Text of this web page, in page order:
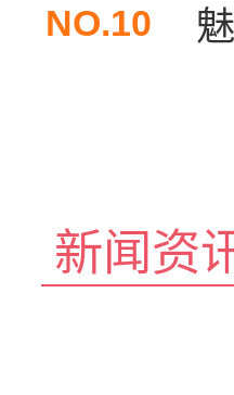
NO.10
新闻资